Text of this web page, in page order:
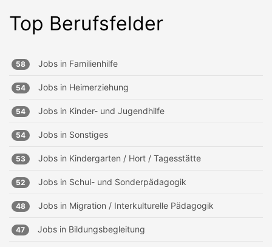
Top Berufsfelder
58 Jobs in Familienhilfe
54 Jobs in Heimerziehung
54 Jobs in Kinder- und Jugendhilfe
54 Jobs in Sonstiges
53 Jobs in Kindergarten / Hort / Tagesstätte
52 Jobs in Schul- und Sonderpädagogik
48 Jobs in Migration / Interkulturelle Pädagogik
47 Jobs in Bildungsbegleitung